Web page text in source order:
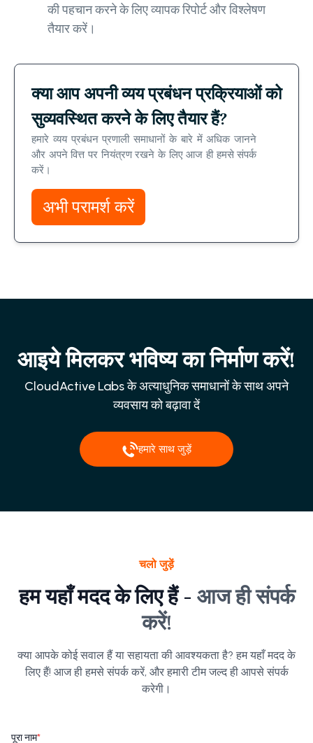
की पहचान करने के लिए व्यापक रिपोर्ट और विश्लेषण
तैयार करें।
क्या आप अपनी व्यय प्रबंधन प्रक्रियाओं को
सुव्यवस्थित करने के लिए तैयार हैं?
हमारे व्यय प्रबंधन प्रणाली समाधानों के बारे में अधिक जानने
और अपने वित्त पर नियंत्रण रखने के लिए आज ही हमसे संपर्क
करें।
अभी परामर्श करें
आइये मिलकर भविष्य का निर्माण करें!
CloudActive Labs के अत्याधुनिक समाधानों के साथ अपने
व्यवसाय को बढ़ावा दें
हमारे साथ जुड़ें
चलो जुड़ें
हम यहाँ मदद के लिए हैं - आज ही संपर्क
करें!
क्या आपके कोई सवाल हैं या सहायता की आवश्यकता है? हम यहाँ मदद के
लिए हैं! आज ही हमसे संपर्क करें, और हमारी टीम जल्द ही आपसे संपर्क
करेगी।
पूरा नाम*